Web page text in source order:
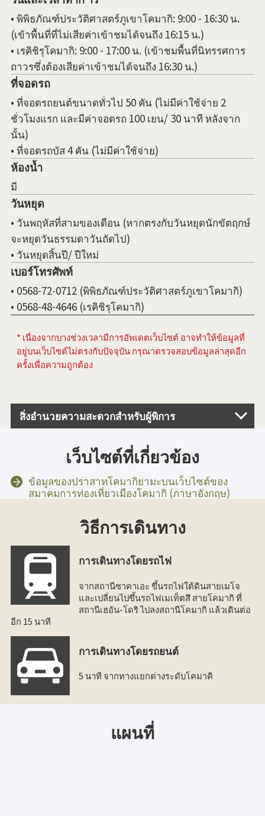
• พิพิธภัณฑ์ประวัติศาสตร์ภูเขาโคมากิ: 9:00 - 16:30 น.
(เข้าพื้นที่ที่ไม่เสียค่าเข้าชมได้จนถึง 16:15 น.)
• เรคิชิรุโคมากิ: 9:00 - 17:00 น. (เข้าชมพื้นที่นิทรรศการ
ถาวรซึ่งต้องเสียค่าเข้าชมได้จนถึง 16:30 น.)
ที่จอดรถ
• ที่จอดรถยนต์ขนาดทั่วไป 50 คัน (ไม่มีค่าใช้จ่าย 2
ชั่วโมงแรก และมีค่าจอดรถ 100 เยน/ 30 นาที หลังจาก
นั้น)
• ที่จอดรถบัส 4 คัน (ไม่มีค่าใช้จ่าย)
ห้องน้ำ
มี
วันหยุด
• วันพฤหัสที่สามของเดือน (หากตรงกับวันหยุดนักขัตฤกษ์
จะหยุดวันธรรมดาวันถัดไป)
• วันหยุดสิ้นปี/ ปีใหม่
เบอร์โทรศัพท์
• 0568-72-0712 (พิพิธภัณฑ์ประวัติศาสตร์ภูเขาโคมากิ)
• 0568-48-4646 (เรคิชิรุโคมากิ)
* เนื่องจากบางช่วงเวลามีการอัพเดตเว็บไซต์ อาจทำให้ข้อมูลที่
อยู่บนเว็บไซต์ไม่ตรงกับปัจจุบัน กรุณาตรวจสอบข้อมูลล่าสุดอีก
ครั้งเพื่อความถูกต้อง
สิ่งอำนวยความสะดวกสำหรับผู้พิการ
เว็บไซต์ที่เกี่ยวข้อง
ข้อมูลของปราสาทโคมากิยามะบนเว็บไซต์ของ
สมาคมการท่องเที่ยวเมืองโคมากิ (ภาษาอังกฤษ)
วิธีการเดินทาง
การเดินทางโดยรถไฟ
จากสถานีซาคาเอะ ขึ้นรถไฟใต้ดินสายเมโจ
และเปลี่ยนไปขึ้นรถไฟเมเท็ตสึ สายโคมากิ ที่
สถานีเฮอัน-โดริ ไปลงสถานีโคมากิ แล้วเดินต่อ
อีก 15 นาที
การเดินทางโดยรถยนต์
5 นาที จากทางแยกต่างระดับโคมาคิ
แผนที่